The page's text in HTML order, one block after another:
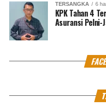
TERSANGKA 6
KPK Tahan 4
Asuransi Pelni-